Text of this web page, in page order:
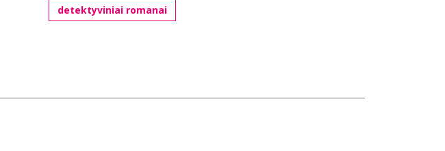
detektyviniai romanai